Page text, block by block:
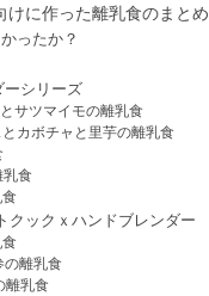
けに作った離乳食のまとめ
ったか？
ーシリーズ
サツマイモの離乳食
カボチャと里芋の離乳食
乳食
クックｘハンドブレンダー
の離乳食
離乳食